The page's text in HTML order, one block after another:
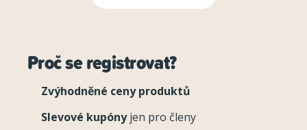
Proč se registrovat?
Zvýhodněné ceny produktů
Slevové kupónyjen pro členy